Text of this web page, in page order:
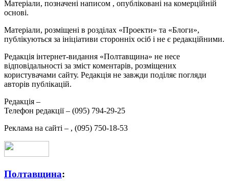
Матеріали, позначені написом , опубліковані на комерційній
основі.
Матеріали, розміщені в розділах «Проекти» та «Блоги»,
публікуються за ініціативи сторонніх осіб і не є редакційними.
Редакція інтернет-видання «Полтавщина» не несе
відповідальності за зміст коментарів, розміщених
користувачами сайту. Редакція не завжди поділяє погляди
авторів публікацій.
Редакція –
Телефон редакції – (095) 794-29-25
Реклама на сайті – , (095) 750-18-53
Полтавщина: